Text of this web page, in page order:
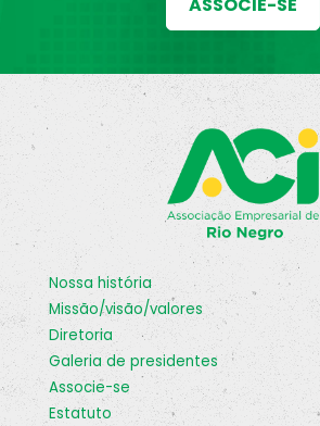
ASSOCIE-SE
nossa história
missão/visão/valores
diretoria
galeria de presidentes
associe-se
estatuto